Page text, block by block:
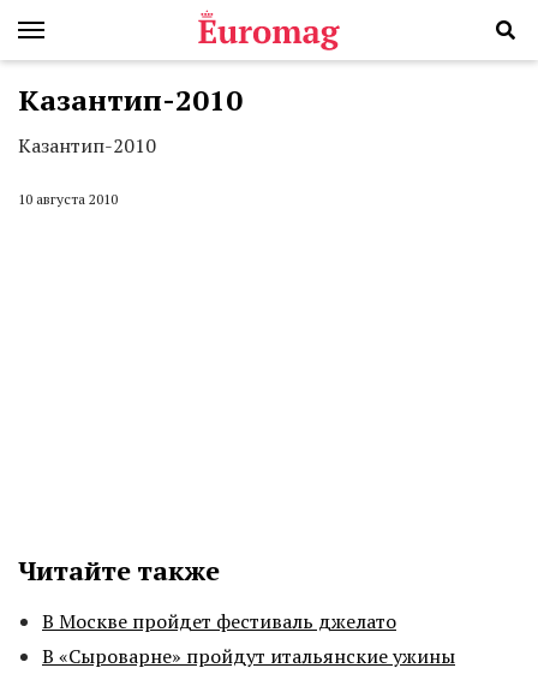
Казантип-2010
Казантип-2010
10 августа 2010
Читайте также
В Москве пройдет фестиваль джелато
В «Сыроварне» пройдут итальянские ужины